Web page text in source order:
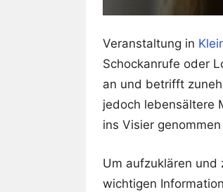
Veranstaltung in
Schockanrufe oder
an und betrifft
jedoch lebensältere
ins Visier
Um aufzuklären und
wichtigen